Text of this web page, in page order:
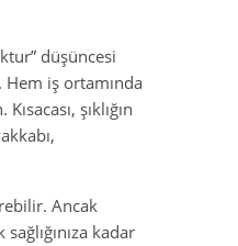
düşüncesi
iş ortamında
şıklığın
Ancak
kadar